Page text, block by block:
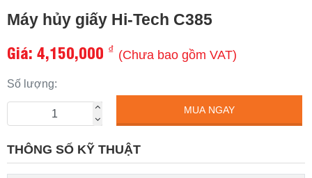
Máy hủy giấy Hi-Tech C385
Giá: 4,150,000 ₫ (Chưa bao gồm VAT)
Số lượng:
MUA NGAY
THÔNG SỐ KỸ THUẬT